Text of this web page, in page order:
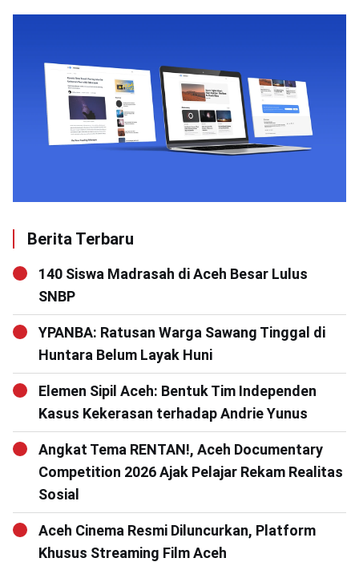
Berita Terbaru
140 Siswa Madrasah di Aceh Besar Lulus
SNBP
YPANBA: Ratusan Warga Sawang Tinggal di
Huntara Belum Layak Huni
Elemen Sipil Aceh: Bentuk Tim Independen
Kasus Kekerasan terhadap Andrie Yunus
Angkat Tema RENTAN!, Aceh Documentary
Competition 2026 Ajak Pelajar Rekam Realitas
Sosial
Aceh Cinema Resmi Diluncurkan, Platform
Khusus Streaming Film Aceh